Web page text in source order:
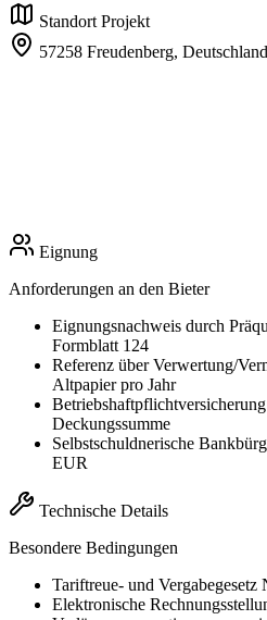
Standort Projekt
57258 Freudenberg, Deutschland
Eignung
Anforderungen an den Bieter
Eignungsnachweis durch
Formblatt 124
Referenz über Verwertung/
Altpapier pro Jahr
Deckungssumme
Selbstschuldnerische
EUR
Technische Details
Besondere Bedingungen
Tariftreue- und
Elektronische